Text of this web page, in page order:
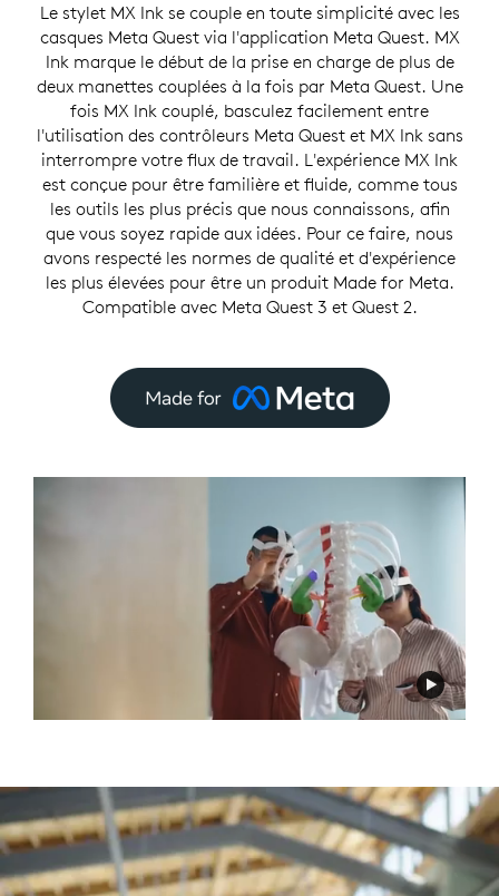
Le stylet MX Ink se couple en toute simplicité avec les
casques Meta Quest via l'application Meta Quest. MX
Ink marque le début de la prise en charge de plus de
deux manettes couplées à la fois par Meta Quest. Une
fois MX Ink couplé, basculez facilement entre
l'utilisation des contrôleurs Meta Quest et MX Ink sans
interrompre votre flux de travail. L'expérience MX Ink
est conçue pour être familière et fluide, comme tous
les outils les plus précis que nous connaissons, afin
que vous soyez rapide aux idées. Pour ce faire, nous
avons respecté les normes de qualité et d'expérience
les plus élevées pour être un produit Made for Meta.
Compatible avec Meta Quest 3 et Quest 2.